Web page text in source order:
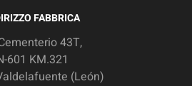
FABBRICA
43T,
601 KM.321
(León)